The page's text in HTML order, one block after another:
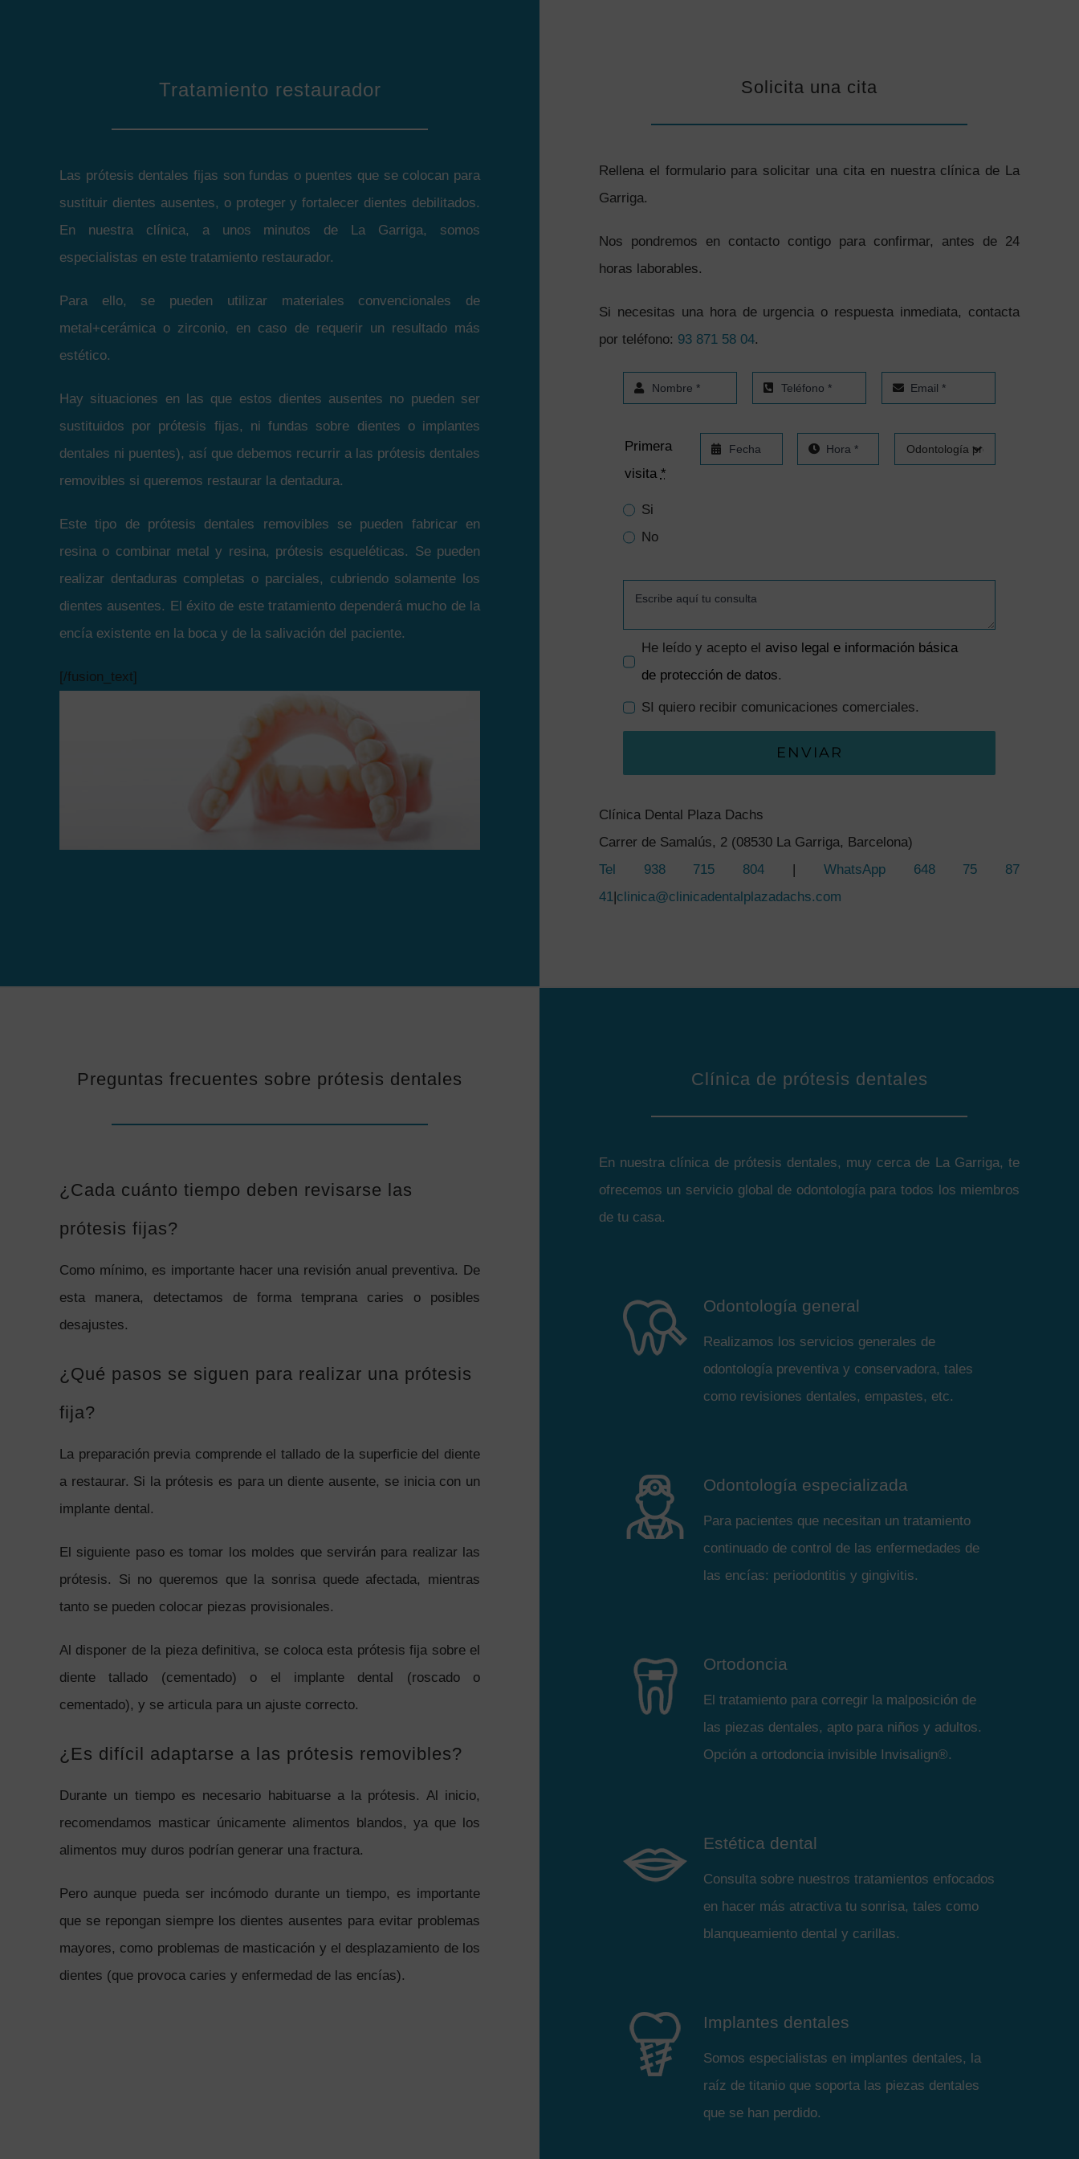
Tratamiento restaurador
Las prótesis dentales fijas son fundas o puentes que se colocan para
sustituir dientes ausentes, o proteger y fortalecer dientes debilitados.
En nuestra clínica, a unos minutos de La Garriga, somos
especialistas en este tratamiento restaurador.
Para ello, se pueden utilizar materiales convencionales de
metal+cerámica o zirconio, en caso de requerir un resultado más
estético.
Hay situaciones en las que estos dientes ausentes no pueden ser
sustituidos por prótesis fijas, ni fundas sobre dientes o implantes
dentales ni puentes), así que debemos recurrir a las prótesis dentales
removibles si queremos restaurar la dentadura.
Este tipo de prótesis dentales removibles se pueden fabricar en
resina o combinar metal y resina, prótesis esqueléticas. Se pueden
realizar dentaduras completas o parciales, cubriendo solamente los
dientes ausentes. El éxito de este tratamiento dependerá mucho de la
encía existente en la boca y de la salivación del paciente.
[/fusion_text]
Solicita una cita
Rellena el formulario para solicitar una cita en nuestra clínica de La
Garriga.
Nos pondremos en contacto contigo para confirmar, antes de 24
horas laborables.
Si necesitas una hora de urgencia o respuesta inmediata, contacta
por teléfono: 93 871 58 04.
Primera
visita *
Si
No
He leído y acepto el aviso legal e información básica
de protección de datos.
SI quiero recibir comunicaciones comerciales.
ENVIAR
Clínica Dental Plaza Dachs
Carrer de Samalús, 2 (08530 La Garriga, Barcelona)
Tel 938 715 804 | WhatsApp 648 75 87
41|clinica@clinicadentalplazadachs.com
Preguntas frecuentes sobre prótesis dentales
¿Cada cuánto tiempo deben revisarse las
prótesis fijas?
Como mínimo, es importante hacer una revisión anual preventiva. De
esta manera, detectamos de forma temprana caries o posibles
desajustes.
¿Qué pasos se siguen para realizar una prótesis
fija?
La preparación previa comprende el tallado de la superficie del diente
a restaurar. Si la prótesis es para un diente ausente, se inicia con un
implante dental.
El siguiente paso es tomar los moldes que servirán para realizar las
prótesis. Si no queremos que la sonrisa quede afectada, mientras
tanto se pueden colocar piezas provisionales.
Al disponer de la pieza definitiva, se coloca esta prótesis fija sobre el
diente tallado (cementado) o el implante dental (roscado o
cementado), y se articula para un ajuste correcto.
¿Es difícil adaptarse a las prótesis removibles?
Durante un tiempo es necesario habituarse a la prótesis. Al inicio,
recomendamos masticar únicamente alimentos blandos, ya que los
alimentos muy duros podrían generar una fractura.
Pero aunque pueda ser incómodo durante un tiempo, es importante
que se repongan siempre los dientes ausentes para evitar problemas
mayores, como problemas de masticación y el desplazamiento de los
dientes (que provoca caries y enfermedad de las encías).
Clínica de prótesis dentales
En nuestra clínica de prótesis dentales, muy cerca de La Garriga, te
ofrecemos un servicio global de odontología para todos los miembros
de tu casa.
Odontología general
Realizamos los servicios generales de
odontología preventiva y conservadora, tales
como revisiones dentales, empastes, etc.
Odontología especializada
Para pacientes que necesitan un tratamiento
continuado de control de las enfermedades de
las encías: periodontitis y gingivitis.
Ortodoncia
El tratamiento para corregir la malposición de
las piezas dentales, apto para niños y adultos.
Opción a ortodoncia invisible Invisalign®.
Estética dental
Consulta sobre nuestros tratamientos enfocados
en hacer más atractiva tu sonrisa, tales como
blanqueamiento dental y carillas.
Implantes dentales
Somos especialistas en implantes dentales, la
raíz de titanio que soporta las piezas dentales
que se han perdido.